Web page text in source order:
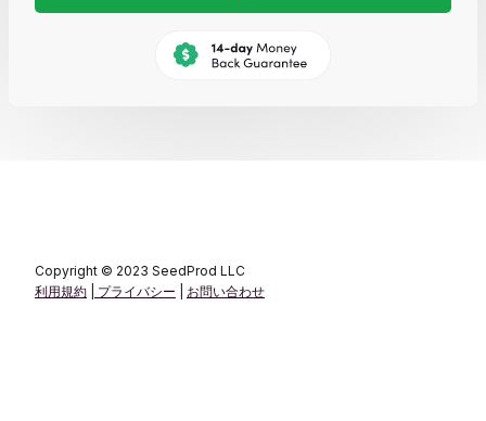
Copyright © 2023 SeedProd LLC
利用規約
プライバシー お問い合わせ